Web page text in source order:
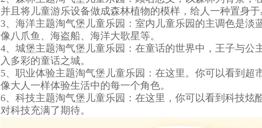
并且将儿童游乐设备做成森林植物的模样，给人一种置身于
3、海洋主题淘气堡儿童乐园：室内儿童乐园的主调色是淡
像八爪鱼、海盗船、海洋大歌星等。
4、城堡主题淘气堡儿童乐园：在童话的世界中，王子与公
入多彩的童话之城。
5、职业体验主题淘气堡儿童乐园：在这里。你可以看到超
像大人一样体验生活中的每一个角色。
6、科技主题淘气堡儿童乐园：在这里，你可以看到科技炫
对科技充满了期待。